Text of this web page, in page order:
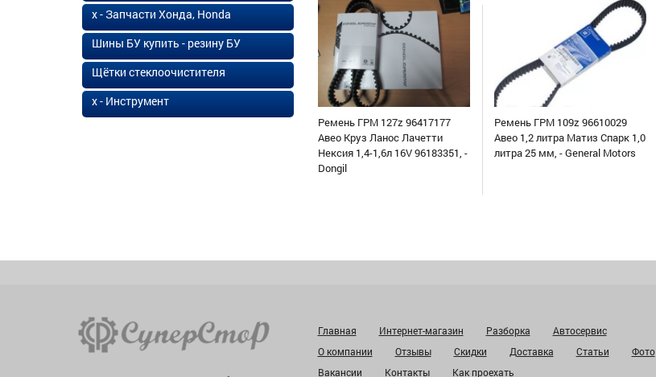
Ремень ГРМ 127z 96417177
Авео Круз Ланос Лачетти
Нексия 1,4-1,6л 16V 96183351, -
Dongil
Ремень ГРМ 109z 96610029
Авео 1,2 литра Матиз Спарк 1,0
литра 25 мм, - General Motors
х - Запчасти Хонда, Honda
Шины БУ купить - резину БУ
Щётки стеклоочистителя
х - Инструмент
Главная Интернет-магазин Разборка
Автосервис
О компании
Отзывы Скидки Доставка Статьи
Фото
Вакансии
Контакты Как проехать